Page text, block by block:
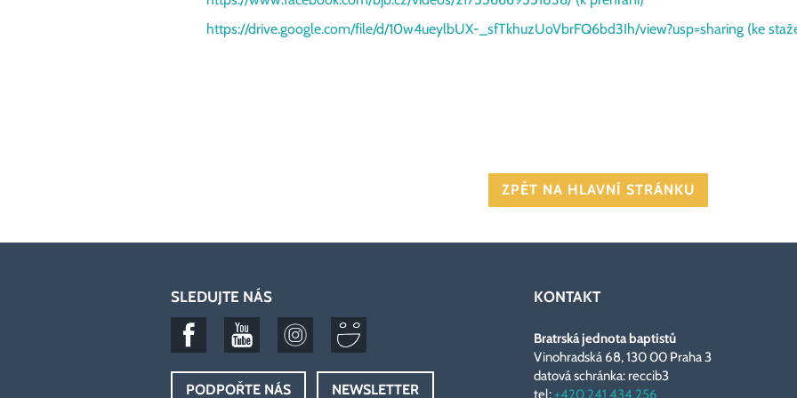
https://drive.google.com/file/d/10w4ueylbUX-_sfTkhuzUoVbrFQ6bd3Ih/view?usp=sharing (ke
ZPĚT NA HLAVNÍ STRÁNKU
SLEDUJTE NÁS
PODPOŘTE NÁS NEWSLETTER
KONTAKT
Bratrská jednota baptistů
Vinohradská 68, 130 00 Praha 3
datová schránka: reccib3
tel: +420 241 434 256